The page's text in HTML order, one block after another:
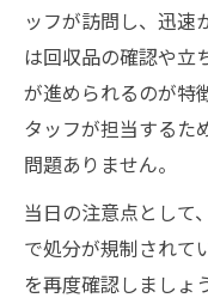
ッフが訪問し、迅速
は回収品の確認や立
が進められるのが特
タッフが担当するた
問題ありません。
当日の注意点として
で処分が規制されて
を再度確認しましょ